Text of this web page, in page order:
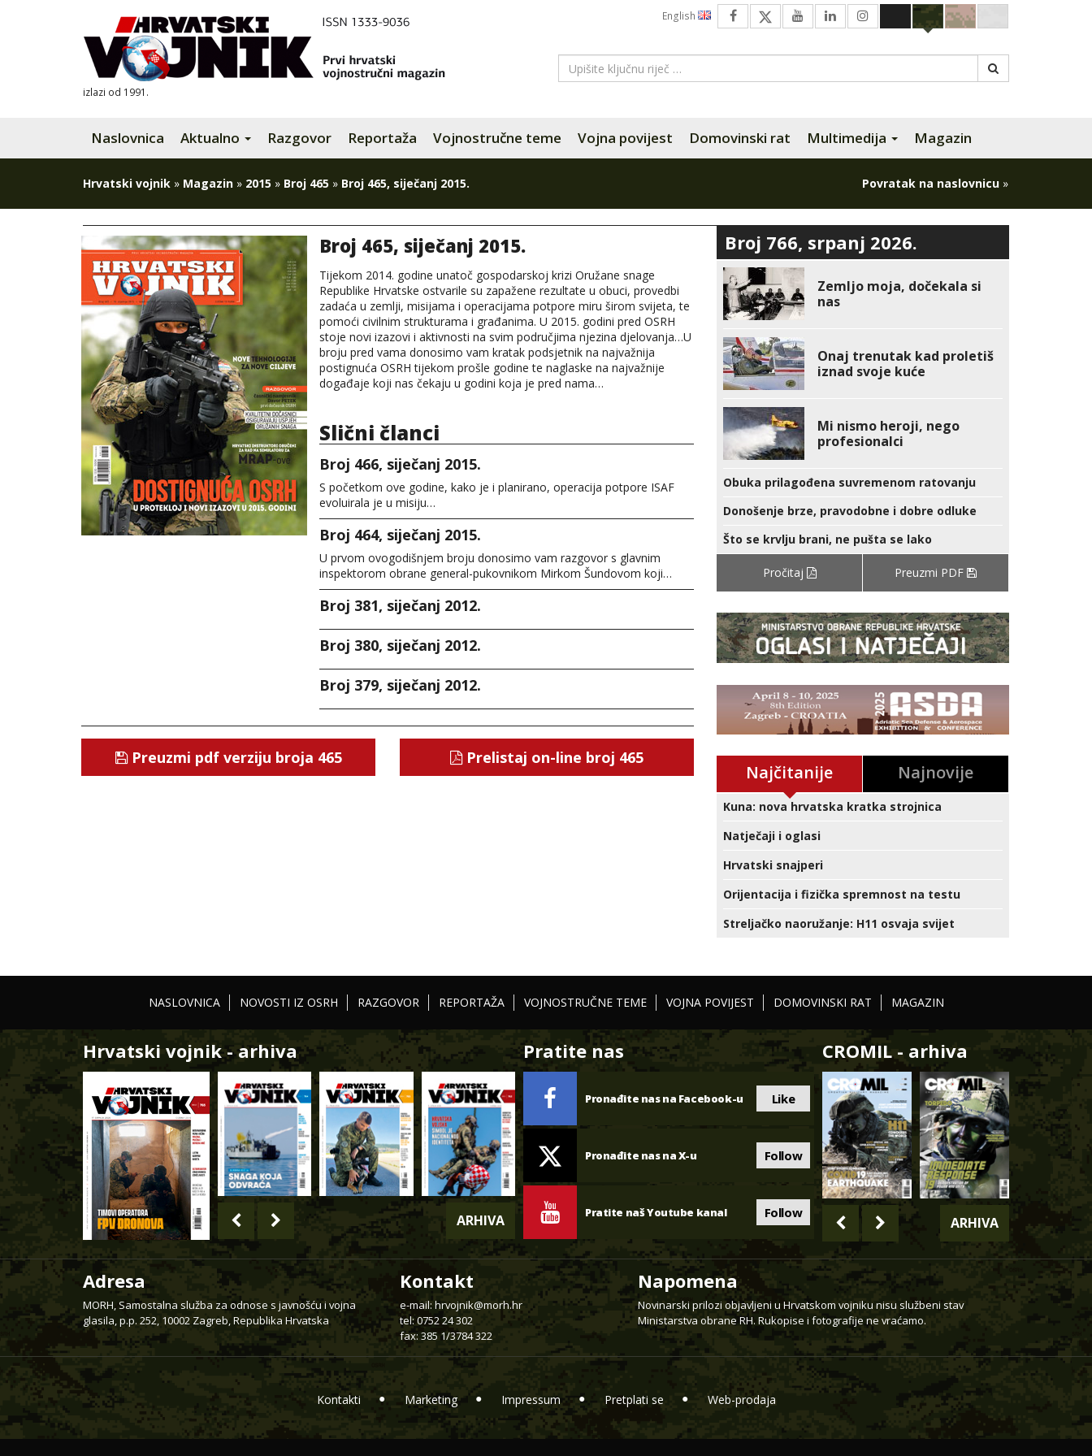
izlazi od 1991.
English
Naslovnica Aktualno Razgovor Reportaža Vojnostručne teme Vojna povijest Domovinski rat Multimedija Magazin
Hrvatski vojnik » Magazin » 2015 » Broj 465 » Broj 465, siječanj 2015. Povratak na naslovnicu »
Broj 465, siječanj 2015.
Tijekom 2014. godine unatoč gospodarskoj krizi Oružane snage
Republike Hrvatske ostvarile su zapažene rezultate u obuci, provedbi
zadaća u zemlji, misijama i operacijama potpore miru širom svijeta, te
pomoći civilnim strukturama i građanima. U 2015. godini pred OSRH
stoje novi izazovi i aktivnosti na svim područjima njezina djelovanja…U
broju pred vama donosimo vam kratak podsjetnik na najvažnija
postignuća OSRH tijekom prošle godine te naglaske na najvažnije
događaje koji nas čekaju u godini koja je pred nama…
Slični članci
Broj 466, siječanj 2015.
S početkom ove godine, kako je i planirano, operacija potpore ISAF
evoluirala je u misiju…
Broj 464, siječanj 2015.
U prvom ovogodišnjem broju donosimo vam razgovor s glavnim
inspektorom obrane general-pukovnikom Mirkom Šundovom koji…
Broj 381, siječanj 2012.
Broj 380, siječanj 2012.
Broj 379, siječanj 2012.
Preuzmi pdf verziju broja 465 Prelistaj on-line broj 465
Broj 766, srpanj 2026.
Zemljo moja, dočekala si
nas
Onaj trenutak kad proletiš
iznad svoje kuće
Mi nismo heroji, nego
profesionalci
Obuka prilagođena suvremenom ratovanju
Donošenje brze, pravodobne i dobre odluke
Što se krvlju brani, ne pušta se lako
Pročitaj Preuzmi PDF
Najčitanije Najnovije
Kuna: nova hrvatska kratka strojnica
Natječaji i oglasi
Hrvatski snajperi
Orijentacija i fizička spremnost na testu
Streljačko naoružanje: H11 osvaja svijet
NASLOVNICA NOVOSTI IZ OSRH RAZGOVOR REPORTAŽA VOJNOSTRUČNE TEME VOJNA POVIJEST DOMOVINSKI RAT MAGAZIN
Hrvatski vojnik - arhiva
ARHIVA
Pratite nas
Pronađite nas na Facebook-u Like
Pronađite nas na X-u Follow
Pratite naš Youtube kanal Follow
CROMIL - arhiva
ARHIVA
Adresa
MORH, Samostalna služba za odnose s javnošću i vojna
glasila, p.p. 252, 10002 Zagreb, Republika Hrvatska
Kontakt
e-mail: hrvojnik@morh.hr
tel: 0752 24 302
fax: 385 1/3784 322
Napomena
Novinarski prilozi objavljeni u Hrvatskom vojniku nisu službeni stav
Ministarstva obrane RH. Rukopise i fotografije ne vraćamo.
Kontakti Marketing Impressum Pretplati se Web-prodaja